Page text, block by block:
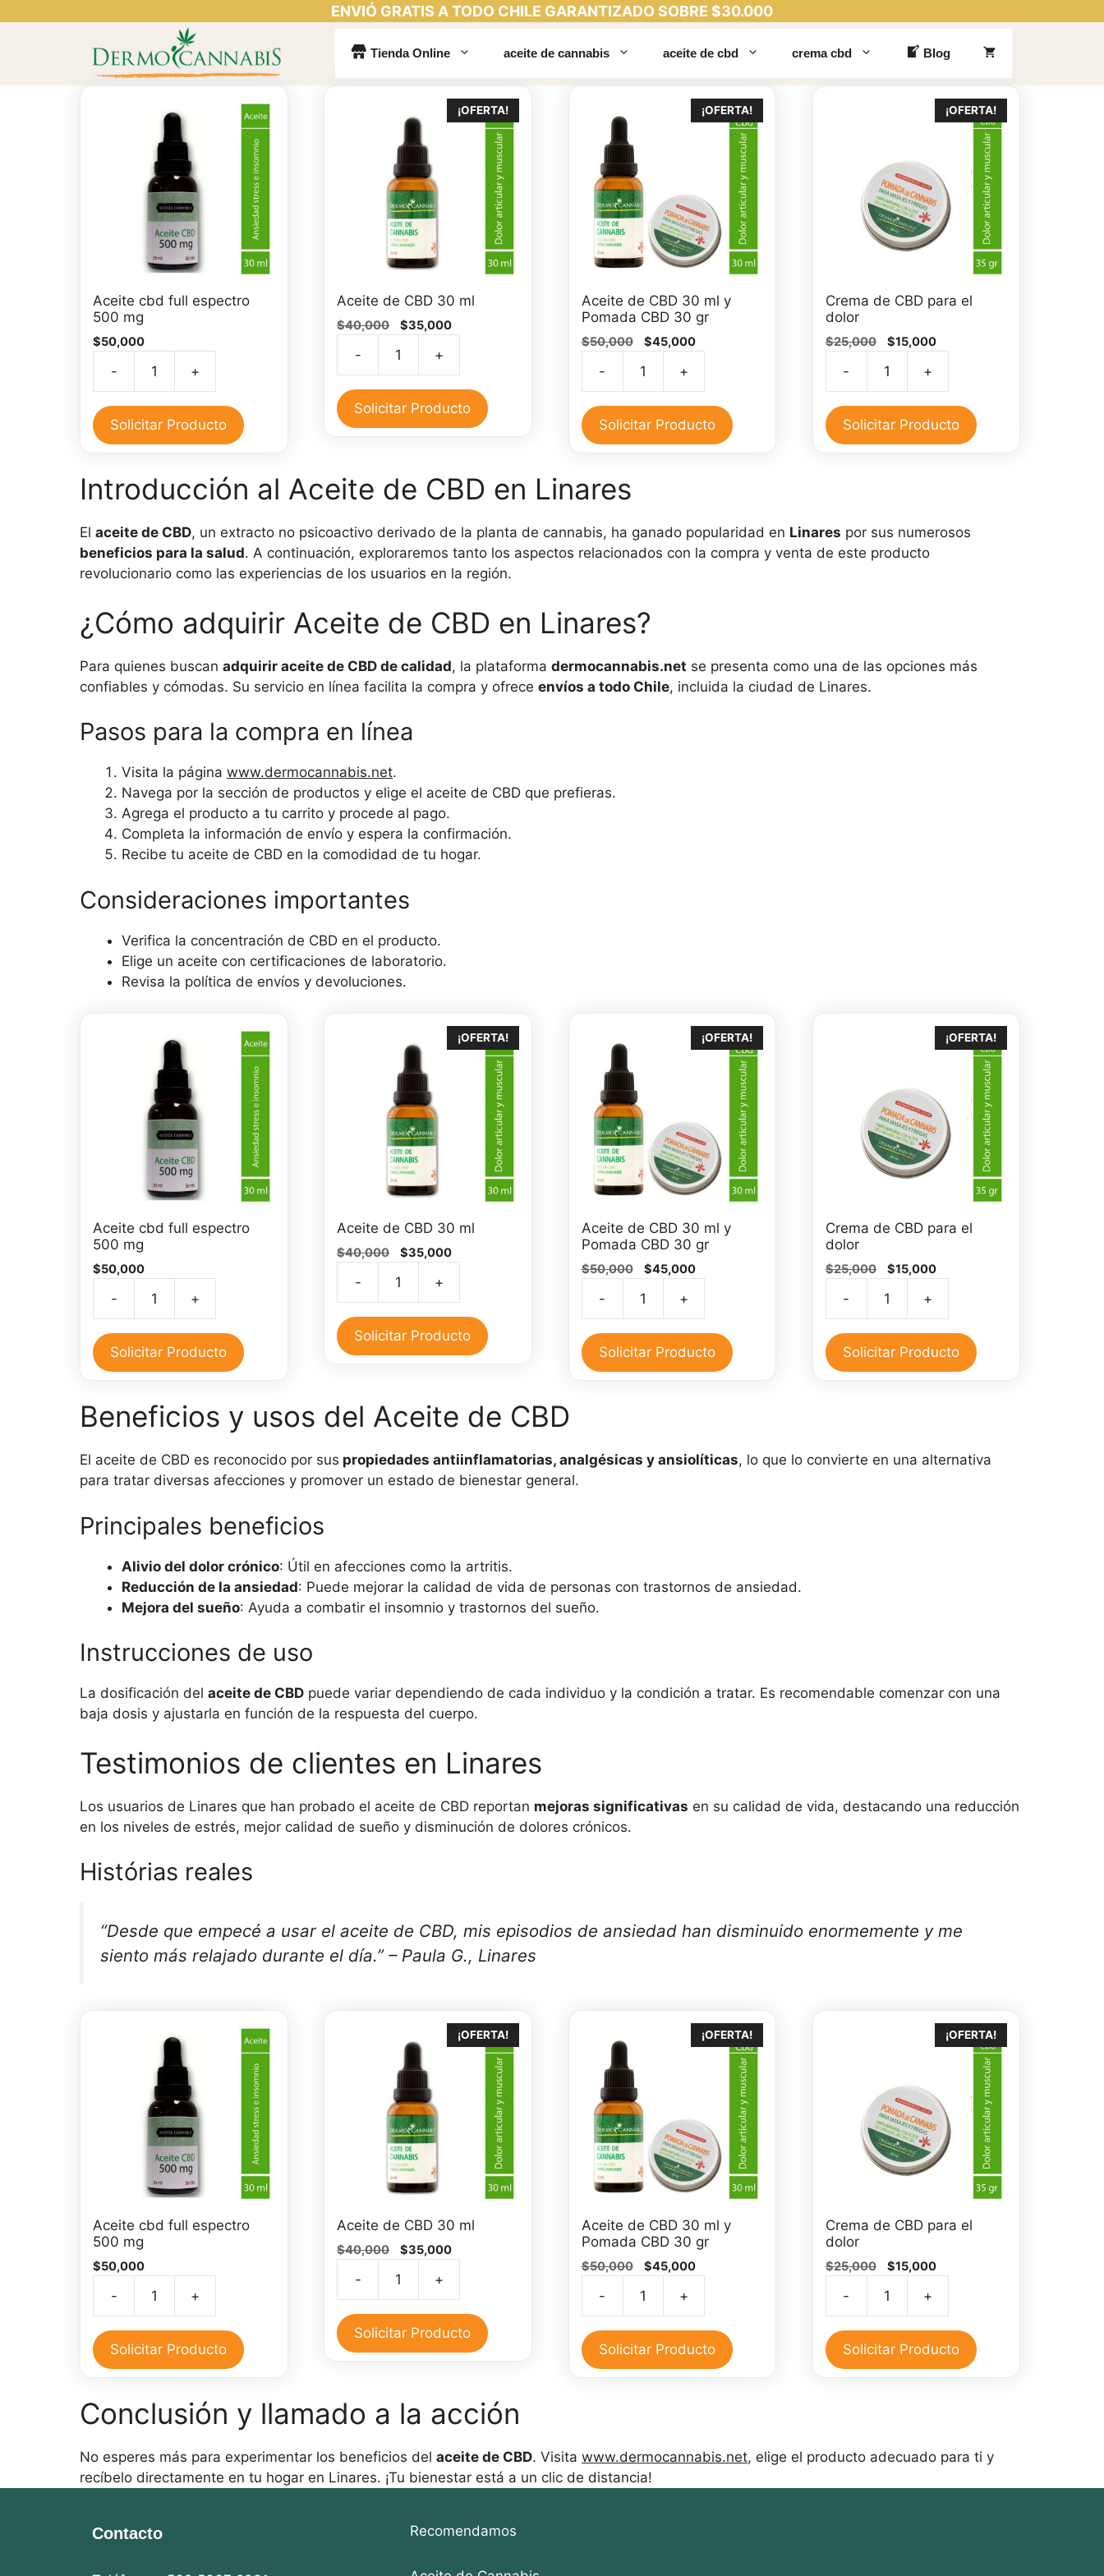
ENVIÓ GRATIS A TODO CHILE GARANTIZADO SOBRE $30.000
Tienda Online aceite de cannabis aceite de cbd crema cbd Blog
Aceite cbd full espectro
500 mg
$50,000
-
full
espectro
mg
cantidad
+
Solicitar Producto
¡OFERTA!
Aceite de CBD 30 ml
$40,000
El
original
era:
$40,000.
$35,000El
es:
$35,000.
-
CBD
30
+
Solicitar Producto
¡OFERTA!
Aceite de CBD 30 ml y
Pomada CBD 30 gr
$50,000
El
original
era:
$50,000.
$45,000El
es:
$45,000.
-
CBD
30
y
Pomada
CBD
30
+
Solicitar Producto
¡OFERTA!
Crema de CBD para el
dolor
$25,000
El
original
era:
$25,000.
$15,000El
es:
$15,000.
-
CBD
para
+
Solicitar Producto
Introducción al Aceite de CBD en Linares
El aceite de CBD, un extracto no psicoactivo derivado de la planta de cannabis, ha ganado popularidad en Linares por sus numerosos
beneficios para la salud. A continuación, exploraremos tanto los aspectos relacionados con la compra y venta de este producto
revolucionario como las experiencias de los usuarios en la región.
¿Cómo adquirir Aceite de CBD en Linares?
Para quienes buscan adquirir aceite de CBD de calidad, la plataforma dermocannabis.net se presenta como una de las opciones más
confiables y cómodas. Su servicio en línea facilita la compra y ofrece envíos a todo Chile, incluida la ciudad de Linares.
Pasos para la compra en línea
Visita la página www.dermocannabis.net.
Navega por la sección de productos y elige el aceite de CBD que prefieras.
Agrega el producto a tu carrito y procede al pago.
Completa la información de envío y espera la confirmación.
Recibe tu aceite de CBD en la comodidad de tu hogar.
Consideraciones importantes
Verifica la concentración de CBD en el producto.
Elige un aceite con certificaciones de laboratorio.
Revisa la política de envíos y devoluciones.
Aceite cbd full espectro
500 mg
$50,000
-
full
espectro
mg
cantidad
+
Solicitar Producto
¡OFERTA!
Aceite de CBD 30 ml
$40,000
El
original
era:
$40,000.
$35,000El
es:
$35,000.
-
CBD
30
+
Solicitar Producto
¡OFERTA!
Aceite de CBD 30 ml y
Pomada CBD 30 gr
$50,000
El
original
era:
$50,000.
$45,000El
es:
$45,000.
-
CBD
30
CBD
30
+
Solicitar Producto
¡OFERTA!
Crema de CBD para el
dolor
$25,000
El
original
era:
$25,000.
$15,000El
es:
$15,000.
-
CBD
para
+
Solicitar Producto
Beneficios y usos del Aceite de CBD
El aceite de CBD es reconocido por sus propiedades antiinflamatorias, analgésicas y ansiolíticas, lo que lo convierte en una alternativa
para tratar diversas afecciones y promover un estado de bienestar general.
Principales beneficios
Alivio del dolor crónico: Útil en afecciones como la artritis.
Reducción de la ansiedad: Puede mejorar la calidad de vida de personas con trastornos de ansiedad.
Mejora del sueño: Ayuda a combatir el insomnio y trastornos del sueño.
Instrucciones de uso
La dosificación del aceite de CBD puede variar dependiendo de cada individuo y la condición a tratar. Es recomendable comenzar con una
baja dosis y ajustarla en función de la respuesta del cuerpo.
Testimonios de clientes en Linares
Los usuarios de Linares que han probado el aceite de CBD reportan mejoras significativas en su calidad de vida, destacando una reducción
en los niveles de estrés, mejor calidad de sueño y disminución de dolores crónicos.
Histórias reales
“Desde que empecé a usar el aceite de CBD, mis episodios de ansiedad han disminuido enormemente y me
siento más relajado durante el día.” – Paula G., Linares
Aceite cbd full espectro
500 mg
$50,000
-
full
espectro
mg
cantidad
+
Solicitar Producto
¡OFERTA!
Aceite de CBD 30 ml
$40,000
El
original
era:
$40,000.
$35,000El
es:
$35,000.
-
CBD
30
+
Solicitar Producto
¡OFERTA!
Aceite de CBD 30 ml y
Pomada CBD 30 gr
$50,000
El
original
era:
$50,000.
$45,000El
es:
$45,000.
-
CBD
30
30
gr
+
Solicitar Producto
¡OFERTA!
Crema de CBD para el
dolor
$25,000
El
original
era:
$25,000.
$15,000El
es:
$15,000.
-
CBD
para
+
Solicitar Producto
Conclusión y llamado a la acción
No esperes más para experimentar los beneficios del aceite de CBD. Visita www.dermocannabis.net, elige el producto adecuado para ti y
recíbelo directamente en tu hogar en Linares. ¡Tu bienestar está a un clic de distancia!
Contacto Recomendamos